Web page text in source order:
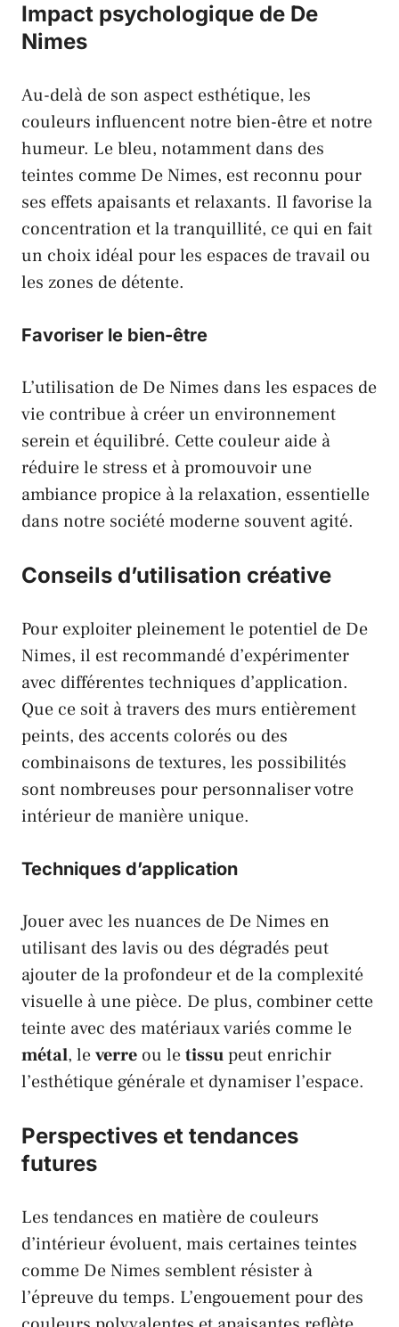
Impact psychologique de De
Nimes
Au-delà de son aspect esthétique, les
couleurs influencent notre bien-être et notre
humeur. Le bleu, notamment dans des
teintes comme De Nimes, est reconnu pour
ses effets apaisants et relaxants. Il favorise la
concentration et la tranquillité, ce qui en fait
un choix idéal pour les espaces de travail ou
les zones de détente.
Favoriser le bien-être
L’utilisation de De Nimes dans les espaces de
vie contribue à créer un environnement
serein et équilibré. Cette couleur aide à
réduire le stress et à promouvoir une
ambiance propice à la relaxation, essentielle
dans notre société moderne souvent agité.
Conseils d’utilisation créative
Pour exploiter pleinement le potentiel de De
Nimes, il est recommandé d’expérimenter
avec différentes techniques d’application.
Que ce soit à travers des murs entièrement
peints, des accents colorés ou des
combinaisons de textures, les possibilités
sont nombreuses pour personnaliser votre
intérieur de manière unique.
Techniques d’application
Jouer avec les nuances de De Nimes en
utilisant des lavis ou des dégradés peut
ajouter de la profondeur et de la complexité
visuelle à une pièce. De plus, combiner cette
teinte avec des matériaux variés comme le
métal, leverre ou letissupeut enrichir
l’esthétique générale et dynamiser l’espace.
Perspectives et tendances
futures
Les tendances en matière de couleurs
d’intérieur évoluent, mais certaines teintes
comme De Nimes semblent résister à
l’épreuve du temps. L’engouement pour des